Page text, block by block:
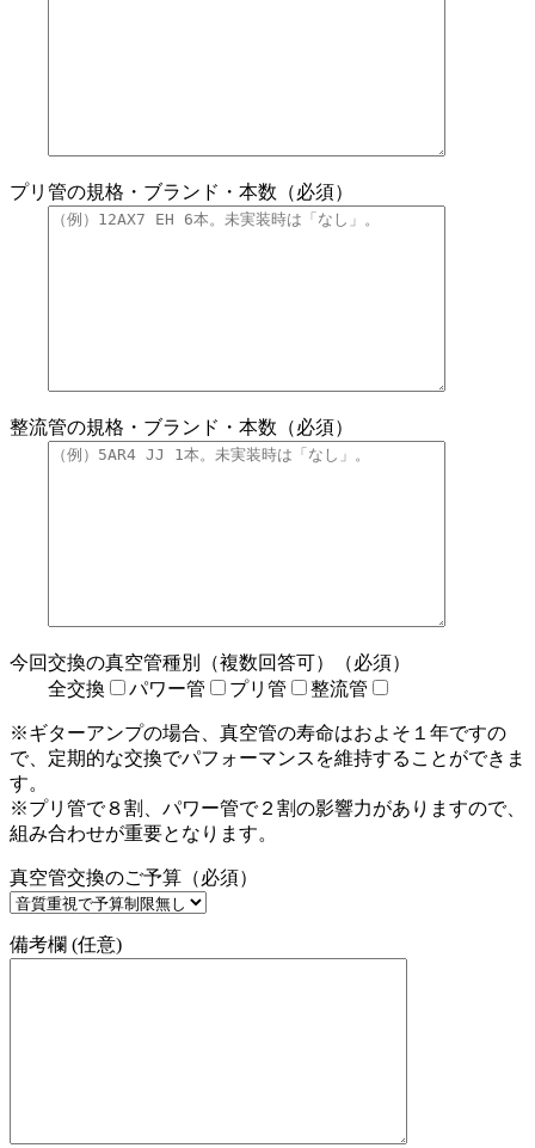
プリ管の規格・ブランド・本数（必須）
整流管の規格・ブランド・本数（必須）
今回交換の真空管種別（複数回答可）（必須）
全交換
パワー管 プリ管 整流管
※ギターアンプの場合、真空管の寿命はおよそ１年ですの
で、定期的な交換でパフォーマンスを維持することができま
す。
※プリ管で８割、パワー管で２割の影響力がありますので、
組み合わせが重要となります。
真空管交換のご予算（必須）
備考欄 (任意)